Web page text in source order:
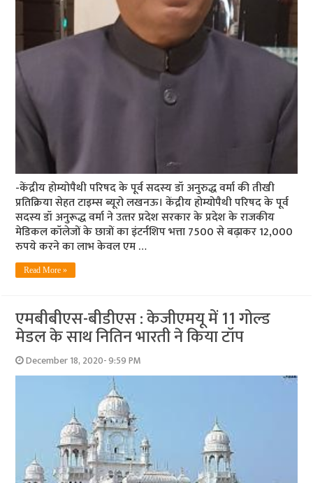
-केंद्रीय होम्‍योपैथी परिषद के पूर्व सदस्‍य डॉ अनुरुद्ध वर्मा की तीखी
प्रतिक्रिया सेहत टाइम्‍स ब्‍यूरो लखनऊ। केंद्रीय होम्योपैथी परिषद के पूर्व
सदस्य डॉ अनुरूद्ध वर्मा ने उत्‍तर प्रदेश सरकार के प्रदेश के राजकीय
मेडिकल कॉलेजों के छात्रों का इंटर्नशिप भत्ता 7500 से बढ़ाकर 12,000
रुपये करने का लाभ केवल एम …
Read More »
एमबीबीएस-बीडीएस : केजीएमयू में 11 गोल्‍ड
मेडल के साथ नितिन भारती ने किया टॉप
December 18, 2020- 9:59 PM